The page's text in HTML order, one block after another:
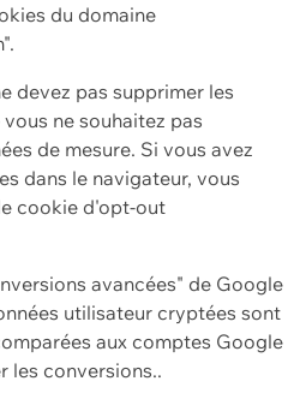
du domaine
devez pas supprimer les
ne souhaitez pas
de mesure. Si vous avez
dans le navigateur, vous
cookie d'opt-out
avancées" de Google
utilisateur cryptées sont
aux comptes Google
les conversions..